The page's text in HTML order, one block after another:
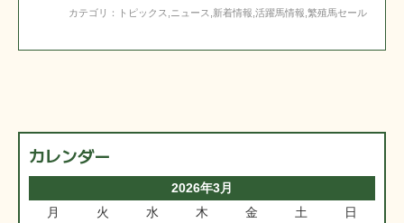
カテゴリ： トピックス ニュース 新着情報 活躍馬情報 繁殖馬セール
カレンダー
2026年3月
月
火 水 木 金 土 日